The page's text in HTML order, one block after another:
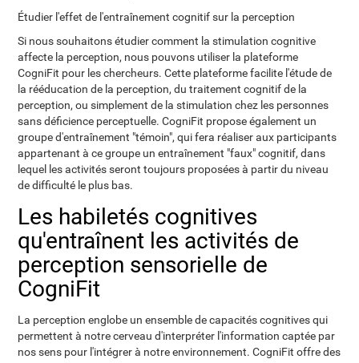
Étudier l'effet de l'entraînement cognitif sur la perception
Si nous souhaitons étudier comment la stimulation cognitive
affecte la perception, nous pouvons utiliser la plateforme
CogniFit pour les chercheurs. Cette plateforme facilite l'étude de
la rééducation de la perception, du traitement cognitif de la
perception, ou simplement de la stimulation chez les personnes
sans déficience perceptuelle. CogniFit propose également un
groupe d'entraînement "témoin", qui fera réaliser aux participants
appartenant à ce groupe un entraînement "faux" cognitif, dans
lequel les activités seront toujours proposées à partir du niveau
de difficulté le plus bas.
Les habiletés cognitives
qu'entraînent les activités de
perception sensorielle de
CogniFit
La perception englobe un ensemble de capacités cognitives qui
permettent à notre cerveau d'interpréter l'information captée par
nos sens pour l'intégrer à notre environnement. CogniFit offre des